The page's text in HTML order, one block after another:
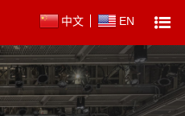
中文 EN